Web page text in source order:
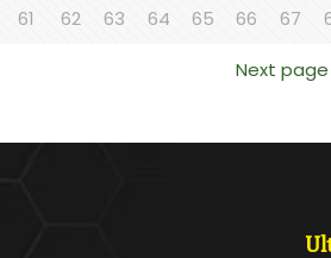
61
62 63 64 65 66 67
Next page